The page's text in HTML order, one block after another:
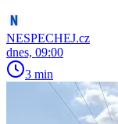
NESPECHEJ.cz
dnes, 09:00
3 min